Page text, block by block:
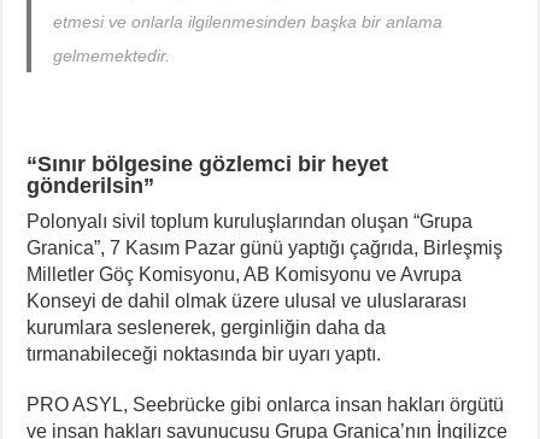
etmesi ve onlarla ilgilenmesinden başka bir anlama
gelmemektedir.
“Sınır bölgesine gözlemci bir heyet
gönderilsin”
Polonyalı sivil toplum kuruluşlarından oluşan “Grupa
Granica”, 7 Kasım Pazar günü yaptığı çağrıda, Birleşmiş
Milletler Göç Komisyonu, AB Komisyonu ve Avrupa
Konseyi de dahil olmak üzere ulusal ve uluslararası
kurumlara seslenerek, gerginliğin daha da
tırmanabileceği noktasında bir uyarı yaptı.
PRO ASYL, Seebrücke gibi onlarca insan hakları örgütü
ve insan hakları savunucusu Grupa Granica’nın İngilizce